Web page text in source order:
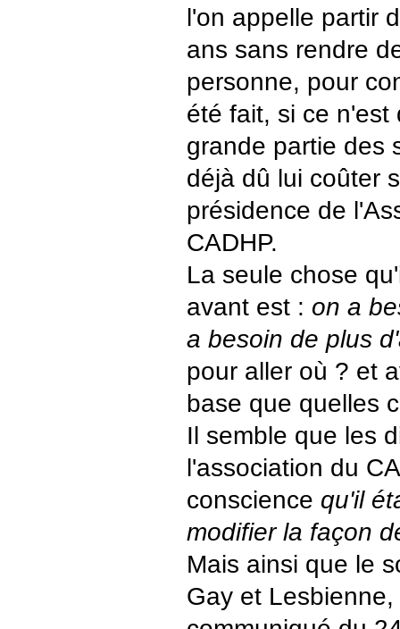
l'on appelle partir
ans sans rendre
personne, pour
été fait, si ce n'est
grande partie des
déjà dû lui coûter
présidence de
CADHP.
La seule chose
avant est : on a
a besoin de plus
pour aller où ? et
base que quelles
Il semble que les
l'association du
conscience qu'il
modifier la façon
Mais ainsi que le
Gay et